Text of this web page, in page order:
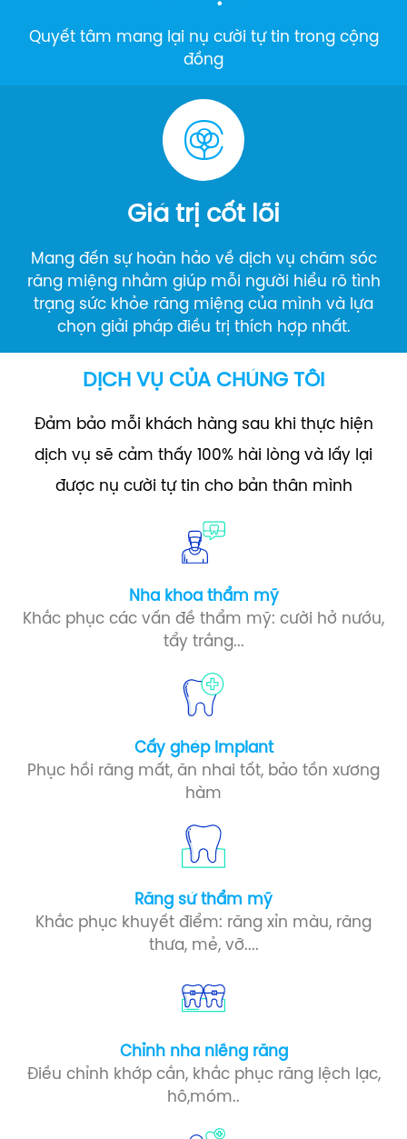
Quyết tâm mang lại nụ cười tự tin trong cộng
đồng
Giá trị cốt lõi
Mang đến sự hoàn hảo về dịch vụ chăm sóc
răng miệng nhằm giúp mỗi người hiểu rõ tình
trạng sức khỏe răng miệng của mình và lựa
chọn giải pháp điều trị thích hợp nhất.
DỊCH VỤ CỦA CHÚNG TÔI
Đảm bảo mỗi khách hàng sau khi thực hiện
dịch vụ sẽ cảm thấy 100% hài lòng và lấy lại
được nụ cười tự tin cho bản thân mình
Nha khoa thẩm mỹ
Khắc phục các vấn đề thẩm mỹ: cười hở nướu,
tẩy trắng...
Cấy ghép Implant​
Phục hồi răng mất, ăn nhai tốt, bảo tồn xương
hàm
Răng sứ​ thẩm mỹ
Khắc phục khuyết điểm: răng xỉn màu, răng
thưa, mẻ, vỡ....
Chỉnh nha niềng răng
Điều chỉnh khớp cắn, khắc phục răng lệch lạc,
hô,móm..